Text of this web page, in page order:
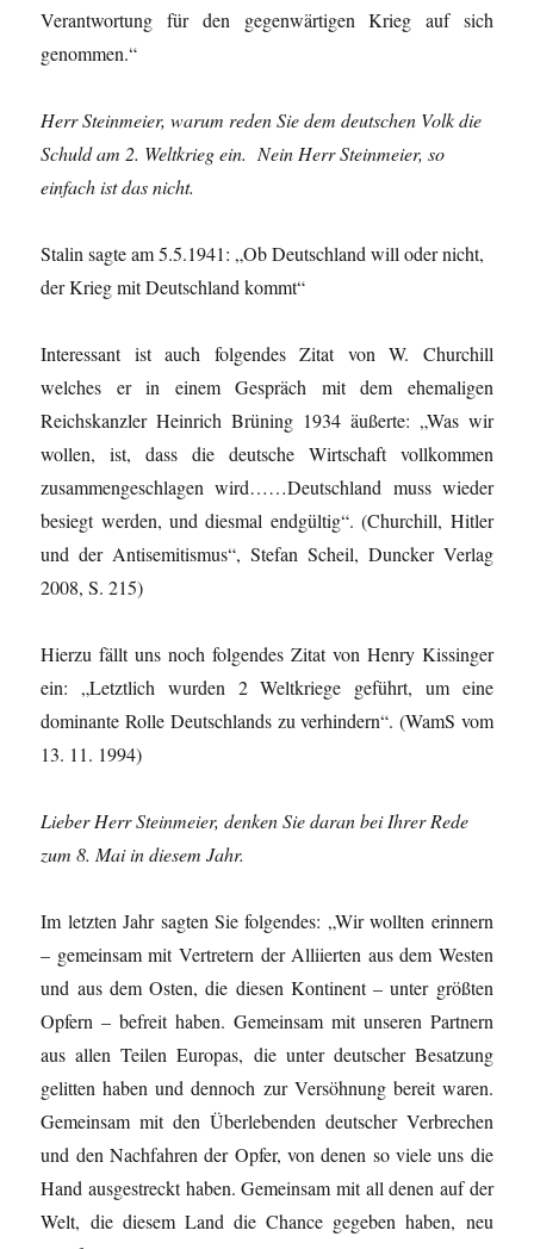
Verantwortung für den gegenwärtigen Krieg auf sich
genommen.“
Herr Steinmeier, warum reden Sie dem deutschen Volk die
Schuld am 2. Weltkrieg ein. Nein Herr Steinmeier, so
einfach ist das nicht.
Stalin sagte am 5.5.1941: „Ob Deutschland will oder nicht,
der Krieg mit Deutschland kommt“
Interessant ist auch folgendes Zitat von W. Churchill
welches er in einem Gespräch mit dem ehemaligen
Reichskanzler Heinrich Brüning 1934 äußerte: „Was wir
wollen, ist, dass die deutsche Wirtschaft vollkommen
zusammengeschlagen wird……Deutschland muss wieder
besiegt werden, und diesmal endgültig“. (Churchill, Hitler
und der Antisemitismus“, Stefan Scheil, Duncker Verlag
2008, S. 215)
Hierzu fällt uns noch folgendes Zitat von Henry Kissinger
ein: „Letztlich wurden 2 Weltkriege geführt, um eine
dominante Rolle Deutschlands zu verhindern“. (WamS vom
13. 11. 1994)
Lieber Herr Steinmeier, denken Sie daran bei Ihrer Rede
zum 8. Mai in diesem Jahr.
Im letzten Jahr sagten Sie folgendes: „Wir wollten erinnern
– gemeinsam mit Vertretern der Alliierten aus dem Westen
und aus dem Osten, die diesen Kontinent – unter größten
Opfern – befreit haben. Gemeinsam mit unseren Partnern
aus allen Teilen Europas, die unter deutscher Besatzung
gelitten haben und dennoch zur Versöhnung bereit waren.
Gemeinsam mit den Überlebenden deutscher Verbrechen
und den Nachfahren der Opfer, von denen so viele uns die
Hand ausgestreckt haben. Gemeinsam mit all denen auf der
Welt, die diesem Land die Chance gegeben haben, neu